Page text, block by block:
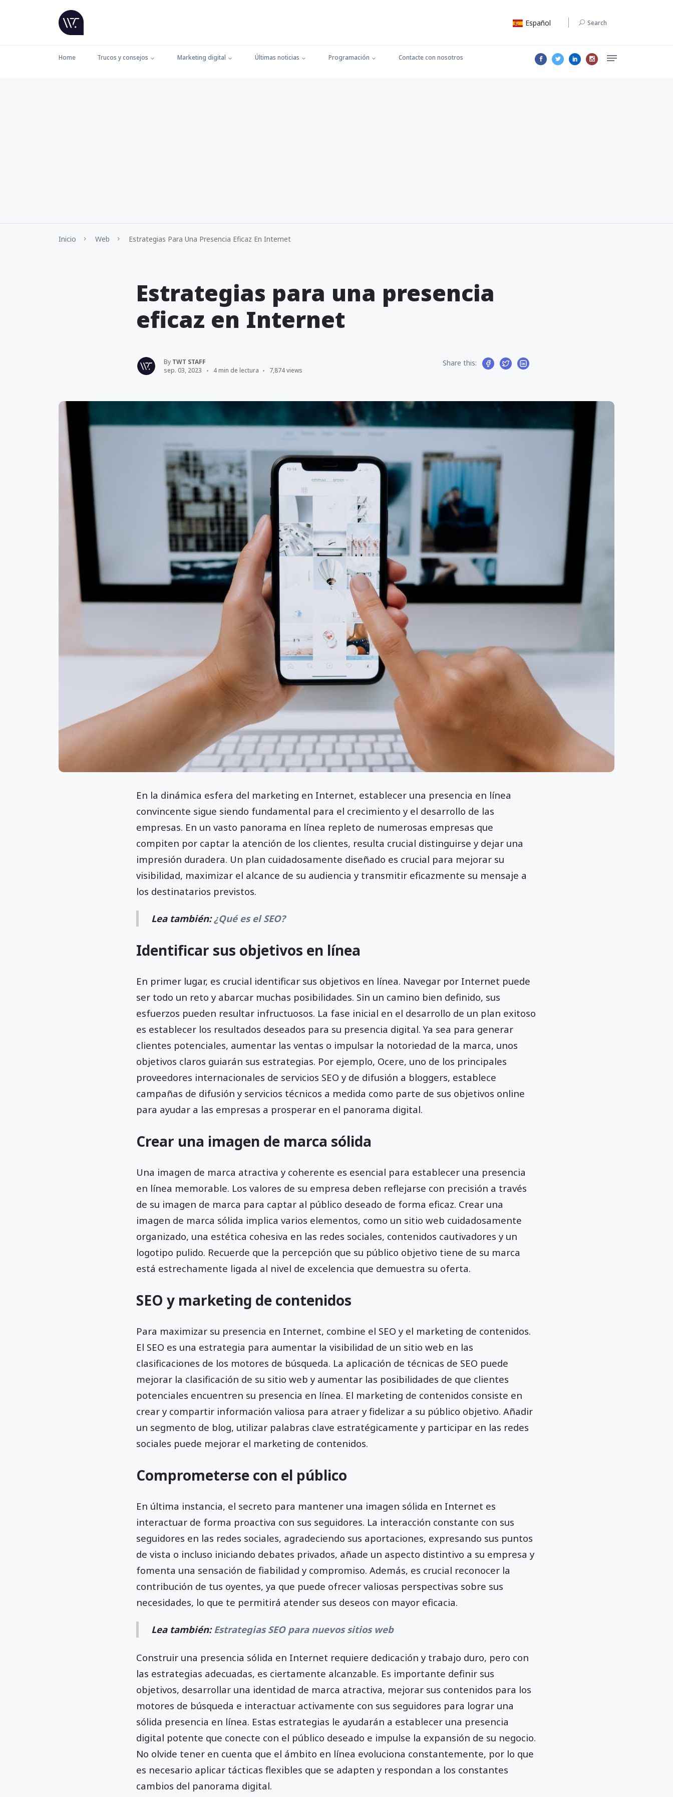
Español Search
Home Trucos y consejos Marketing digital Últimas noticias Programación Contacte con nosotros
Inicio Web Estrategias Para Una Presencia Eficaz En Internet
Estrategias para una presencia
eficaz en Internet
By TWT STAFF
sep. 03, 2023
4 min de lectura 7,874 views
Share this:
En la dinámica esfera del marketing en Internet, establecer una presencia en línea
convincente sigue siendo fundamental para el crecimiento y el desarrollo de las
empresas. En un vasto panorama en línea repleto de numerosas empresas que
compiten por captar la atención de los clientes, resulta crucial distinguirse y dejar una
impresión duradera. Un plan cuidadosamente diseñado es crucial para mejorar su
visibilidad, maximizar el alcance de su audiencia y transmitir eficazmente su mensaje a
los destinatarios previstos.
Lea también:¿Qué es el SEO?
Identificar sus objetivos en línea
En primer lugar, es crucial identificar sus objetivos en línea. Navegar por Internet puede
ser todo un reto y abarcar muchas posibilidades. Sin un camino bien definido, sus
esfuerzos pueden resultar infructuosos. La fase inicial en el desarrollo de un plan exitoso
es establecer los resultados deseados para su presencia digital. Ya sea para generar
clientes potenciales, aumentar las ventas o impulsar la notoriedad de la marca, unos
objetivos claros guiarán sus estrategias. Por ejemplo, Ocere, uno de los principales
proveedores internacionales de servicios SEO y de difusión a bloggers, establece
campañas de difusión y servicios técnicos a medida como parte de sus objetivos online
para ayudar a las empresas a prosperar en el panorama digital.
Crear una imagen de marca sólida
Una imagen de marca atractiva y coherente es esencial para establecer una presencia
en línea memorable. Los valores de su empresa deben reflejarse con precisión a través
de su imagen de marca para captar al público deseado de forma eficaz. Crear una
imagen de marca sólida implica varios elementos, como un sitio web cuidadosamente
organizado, una estética cohesiva en las redes sociales, contenidos cautivadores y un
logotipo pulido. Recuerde que la percepción que su público objetivo tiene de su marca
está estrechamente ligada al nivel de excelencia que demuestra su oferta.
SEO y marketing de contenidos
Para maximizar su presencia en Internet, combine el SEO y el marketing de contenidos.
El SEO es una estrategia para aumentar la visibilidad de un sitio web en las
clasificaciones de los motores de búsqueda. La aplicación de técnicas de SEO puede
mejorar la clasificación de su sitio web y aumentar las posibilidades de que clientes
potenciales encuentren su presencia en línea. El marketing de contenidos consiste en
crear y compartir información valiosa para atraer y fidelizar a su público objetivo. Añadir
un segmento de blog, utilizar palabras clave estratégicamente y participar en las redes
sociales puede mejorar el marketing de contenidos.
Comprometerse con el público
En última instancia, el secreto para mantener una imagen sólida en Internet es
interactuar de forma proactiva con sus seguidores. La interacción constante con sus
seguidores en las redes sociales, agradeciendo sus aportaciones, expresando sus puntos
de vista o incluso iniciando debates privados, añade un aspecto distintivo a su empresa y
fomenta una sensación de fiabilidad y compromiso. Además, es crucial reconocer la
contribución de tus oyentes, ya que puede ofrecer valiosas perspectivas sobre sus
necesidades, lo que te permitirá atender sus deseos con mayor eficacia.
Lea también:Estrategias SEO para nuevos sitios web
Construir una presencia sólida en Internet requiere dedicación y trabajo duro, pero con
las estrategias adecuadas, es ciertamente alcanzable. Es importante definir sus
objetivos, desarrollar una identidad de marca atractiva, mejorar sus contenidos para los
motores de búsqueda e interactuar activamente con sus seguidores para lograr una
sólida presencia en línea. Estas estrategias le ayudarán a establecer una presencia
digital potente que conecte con el público deseado e impulse la expansión de su negocio.
No olvide tener en cuenta que el ámbito en línea evoluciona constantemente, por lo que
es necesario aplicar tácticas flexibles que se adapten y respondan a los constantes
cambios del panorama digital.